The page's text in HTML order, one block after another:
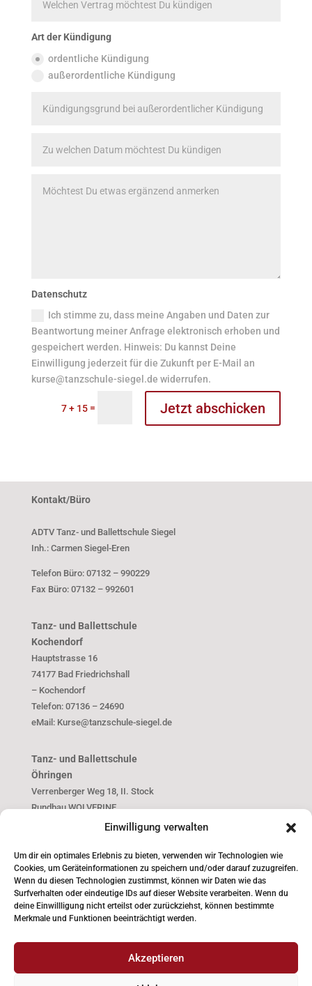
Einwilligung verwalten
Um dir ein optimales Erlebnis zu bieten, verwenden wir Technologien wie
Cookies, um Geräteinformationen zu speichern und/oder darauf zuzugreifen.
Wenn du diesen Technologien zustimmst, können wir Daten wie das
Surfverhalten oder eindeutige IDs auf dieser Website verarbeiten. Wenn du
deine Einwillligung nicht erteilst oder zurückziehst, können bestimmte
Merkmale und Funktionen beeinträchtigt werden.
Akzeptieren
Art der Kündigung
ordentliche Kündigung
außerordentliche Kündigung
Datenschutz
Ich stimme zu, dass meine Angaben und Daten zur
Beantwortung meiner Anfrage elektronisch erhoben und
gespeichert werden. Hinweis: Du kannst Deine
Einwilligung jederzeit für die Zukunft per E-Mail an
kurse@tanzschule-siegel.de widerrufen.
7 + 15 = Jetzt abschicken
Kontakt/Büro
ADTV Tanz- und Ballettschule Siegel
Inh.: Carmen Siegel-Eren
Telefon Büro: 07132 – 990229
Fax Büro: 07132 – 992601
Tanz- und Ballettschule
Kochendorf
Hauptstrasse 16
74177 Bad Friedrichshall
– Kochendorf
Telefon: 07136 – 24690
eMail: Kurse@tanzschule-siegel.de
Tanz- und Ballettschule
Öhringen
Verrenberger Weg 18, II. Stock
Rundbau WOLVERINE
E-Mail: kurse@tanzschule-siegel.de
Rechtliches
AGB
Vertrag kündigen